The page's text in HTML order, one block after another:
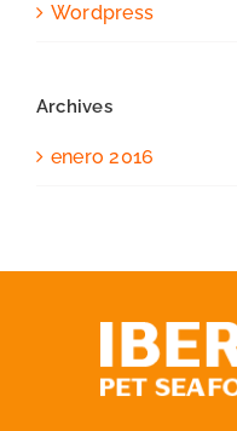
Wordpress
Archives
enero 2016